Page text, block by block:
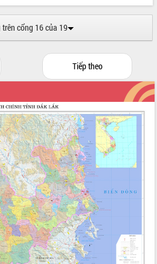
trên cổng 16 của 19
Tiếp theo